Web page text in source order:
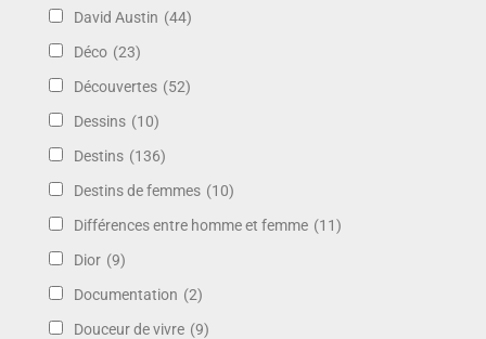
David Austin (44)
Déco (23)
Découvertes (52)
Dessins (10)
Destins (136)
Destins de femmes (10)
Différences entre homme et femme (11)
Dior (9)
Documentation (2)
Douceur de vivre (9)